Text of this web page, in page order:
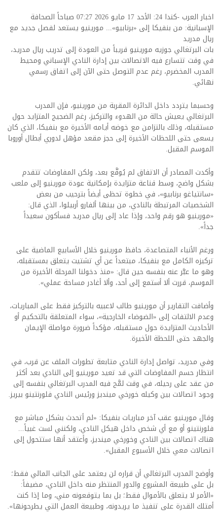
اخبار العرب -كندا 24: الأحد 17 مايو 2026 07:27 صباحاً الصحافة
الإسبانية: من بنفيكا إلى «برنابيو»... مورينيو يستعد لفصل جديد مع
ريال مدريد
بات البرتغالي جوزيه مورينيو قريباً من العودة إلى تدريب ريال مدريد،
في وقت تتسارع فيه الاتصالات بين إدارة النادي الإسباني ومحيط
المدرب المخضرم، رغم عدم التوصل حتى الآن إلى اتفاق رسمي
نهائي.
وحسبما يتردد داخل الدائرة المقربة من مورينيو، فإن المدرب
البرتغالي يعيش حالة من الهدوء والتركيز، رغم الضجيج المتزايد حول
مستقبله، وذلك بالتزامن مع خوضه أيامه الأخيرة مع بنفيكا، الذي كان
يسعى حتى اللحظات الأخيرة إلى حجز مقعد مؤهل لدوري أبطال أوروبا
الموسم المقبل.
وأكدت المصادر أن الاتفاق لم يُوقَّع بعد، ولكن المفاوضات تتقدم
بشكل واضح، وسط قناعة متزايدة بإمكانية عودة مورينيو إلى ملعب
«سانتياغو برنابيو»، في خطوة تحظى أيضاً بترحيب من بعض
الشخصيات المرتبطة بالنادي، من بينها ألفارو أربيلوا، الذي قال:
«مورينيو هو رقم واحد، وإذا عاد إلى ريال مدريد فسأكون سعيداً
جداً».
ورغم الأنباء المتصاعدة، حافظ مورينيو خلال الأسابيع الماضية على
تركيزه الكامل مع بنفيكا، مبتعداً عن أي تشتيت يتعلق بمستقبله،
وهو ما عبَّر عنه بنفسه حين قال: «منذ دخولنا المرحلة الأخيرة من
الموسم، قررت ألا أستمع إلى أحد، وألا أغادر مساحة عملي».
وأضافت التقارير أن مورينيو طالب لاعبيه بالتركيز فقط على المباريات،
وعدم الالتفات إلى «الضوضاء الخارجية»، سواء المتعلقة بالتحكيم أو
الأحاديث المتزايدة حول مستقبله، مؤكداً ضرورة مواصلة الإيمان
والجهد حتى اللحظة الأخيرة.
وفي مدريد، تواصل إدارة النادي متابعة تطورات الملف عن قرب، في
انتظار حسم المفاوضات التي قد تعيد مورينيو إلى النادي بعد أكثر
من عقد على رحيله، في وقت لمَّح فيه المدرب البرتغالي بنفسه إلى
وجود اتصالات بين وكيله خورخي مينديز ورئيس النادي فلورنتينو بيريز.
وقال مورينيو عقب آخر مباريات بنفيكا: «لم أتحدث بشكل مباشر مع
فلورنتينو أو مع أي شخص داخل هيكل النادي، ولكنني لست غبياً...
هناك اتصالات بين النادي وخورخي مينديز، وأعتقد أنها ستتحول إلى
اتصالات معي خلال الأسبوع المقبل».
وأوضح المدرب البرتغالي أن قراره لن يعتمد على الجانب المالي فقط؛
بل على طبيعة المشروع والدور المنتظر منه داخل النادي، مضيفاً:
«الأمر لا يتعلق بالأموال فقط؛ بل بما يتوقعونه مني، وما إذا كنت
أمتلك القدرة على تنفيذ ما يريدونه، وطبيعة العمل التي يطرحونها».